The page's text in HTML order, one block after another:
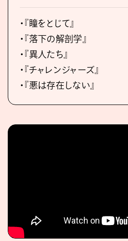
・『瞳をとじて』
・『落下の解剖学』
・『異人たち』
・『チャレンジャーズ』
・『悪は存在しない』